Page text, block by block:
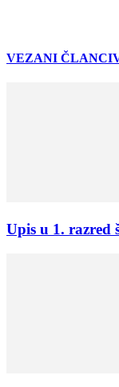
VEZANI ČLANCI
Upis u 1. razred